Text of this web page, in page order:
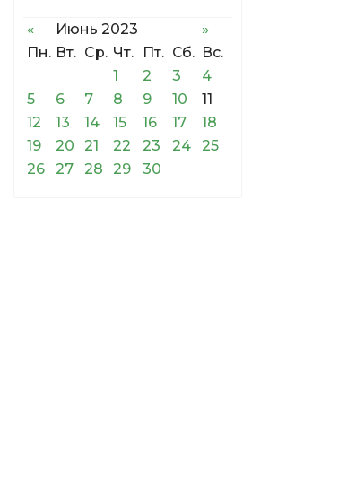
« Июнь 2023
»
Пн. Вт. Ср. Чт. Пт. Сб. Вс.
1
2 3
4
5
6 7 8 9 10
11
12
13 14 15 16 17
18
19
20 21 22 23 24
25
26
27 28 29 30